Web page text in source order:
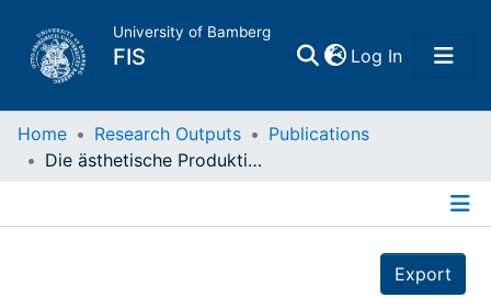
University of Bamberg
FIS Log In(current)
Home
Home Research Outputs
Publications
Die ästhetische Produktivkraft des Phantastischen und des Wahnsinns im Werk Wolfgang Rihms - Spuren von Antonin Artaud und Heiner Müller ; Vortrag am 14. September in der Alten Oper Frankfurt
Export